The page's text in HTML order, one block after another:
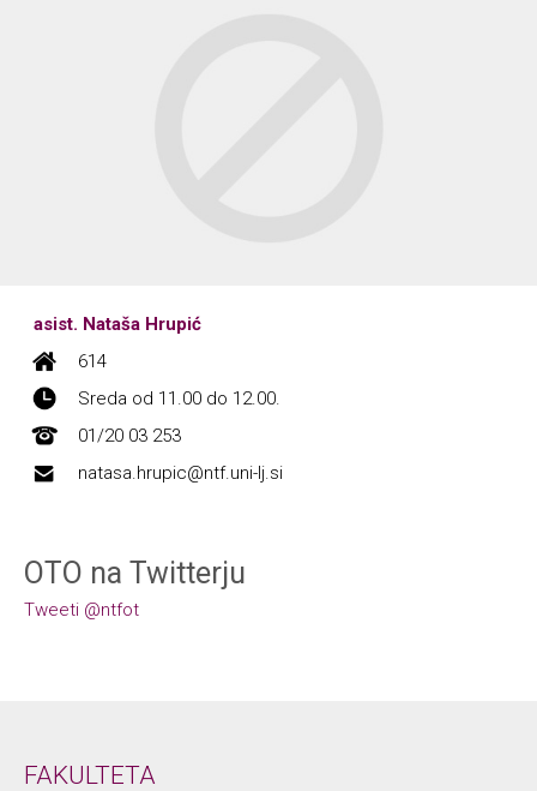
asist. Nataša Hrupić
614
Sreda od 11.00 do 12.00.
01/20 03 253
natasa.hrupic@ntf.uni-lj.si
OTO na Twitterju
Tweeti @ntfot
FAKULTETA